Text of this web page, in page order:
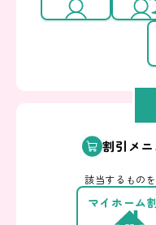
割引メ
該当するもの
マイホーム